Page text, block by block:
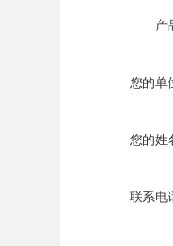
产
您的单
您的姓
联系电